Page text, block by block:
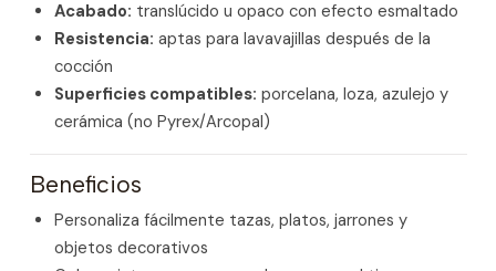
Acabado: translúcido u opaco con efecto esmaltado
Resistencia: aptas para lavavajillas después de la
cocción
Superficies compatibles: porcelana, loza, azulejo y
cerámica (no Pyrex/Arcopal)
Beneficios
Personaliza fácilmente tazas, platos, jarrones y
objetos decorativos